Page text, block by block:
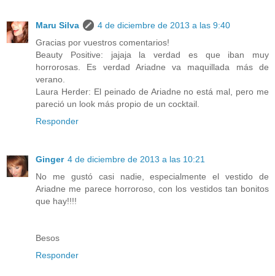
Maru Silva
4 de diciembre de 2013 a las 9:40
Gracias por vuestros comentarios!
Beauty Positive: jajaja la verdad es que iban muy
horrorosas. Es verdad Ariadne va maquillada más de
verano.
Laura Herder: El peinado de Ariadne no está mal, pero me
pareció un look más propio de un cocktail.
Responder
Ginger 4 de diciembre de 2013 a las 10:21
No me gustó casi nadie, especialmente el vestido de
Ariadne me parece horroroso, con los vestidos tan bonitos
que hay!!!!
Besos
Responder